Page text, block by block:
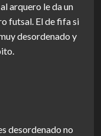
arquero le da un
futsal. El de fifa si
desordenado y
desordenado no